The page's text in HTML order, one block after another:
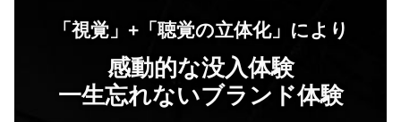
「視覚」+「聴覚の立体化」により
感動的な没入体験
一生忘れないブランド体験